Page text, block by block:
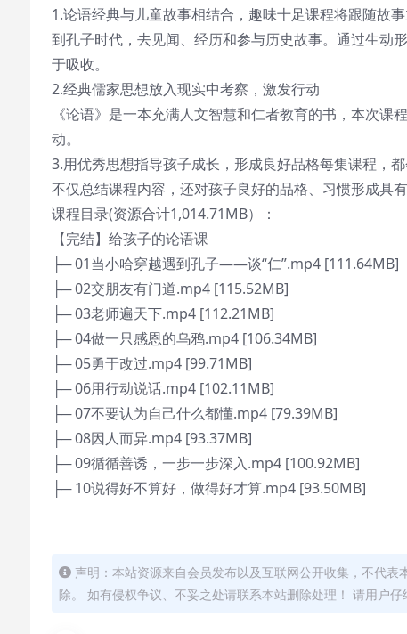
1.论语经典与儿童故事相结合，趣味十足课程将跟随故
到孔子时代，去见闻、经历和参与历史故事。通过生动
于吸收。
2.经典儒家思想放入现实中考察，激发行动
《论语》是一本充满人文智慧和仁者教育的书，本次
动。
3.用优秀思想指导孩子成长，形成良好品格每集课程，都
不仅总结课程内容，还对孩子良好的品格、习惯形成具
课程目录(资源合计1,014.71MB）：
【完结】给孩子的论语课
├─ 01当小哈穿越遇到孔子——谈“仁”.mp4 [111.64MB]
├─ 02交朋友有门道.mp4 [115.52MB]
├─ 03老师遍天下.mp4 [112.21MB]
├─ 04做一只感恩的乌鸦.mp4 [106.34MB]
├─ 05勇于改过.mp4 [99.71MB]
├─ 06用行动说话.mp4 [102.11MB]
├─ 07不要认为自己什么都懂.mp4 [79.39MB]
├─ 08因人而异.mp4 [93.37MB]
├─ 09循循善诱，一步一步深入.mp4 [100.92MB]
├─ 10说得好不算好，做得好才算.mp4 [93.50MB]
声明：本站资源来自会员发布以及互联网公开收集，不代
除。 如有侵权争议、不妥之处请联系本站删除处理！ 请用户